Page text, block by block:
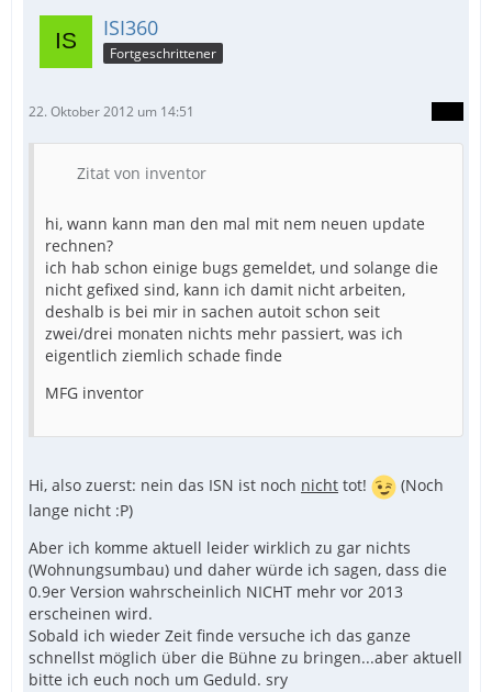
ISI360
Fortgeschrittener
22. Oktober 2012 um 14:51
Zitat von inventor
hi, wann kann man den mal mit nem neuen update
rechnen?
ich hab schon einige bugs gemeldet, und solange die
nicht gefixed sind, kann ich damit nicht arbeiten,
deshalb is bei mir in sachen autoit schon seit
zwei/drei monaten nichts mehr passiert, was ich
eigentlich ziemlich schade finde
MFG inventor
Hi, also zuerst: nein das ISN ist noch nicht tot!
(Noch
lange nicht :P)
Aber ich komme aktuell leider wirklich zu gar nichts
(Wohnungsumbau) und daher würde ich sagen, dass die
0.9er Version wahrscheinlich NICHT mehr vor 2013
erscheinen wird.
Sobald ich wieder Zeit finde versuche ich das ganze
schnellst möglich über die Bühne zu bringen...aber aktuell
bitte ich euch noch um Geduld. sry